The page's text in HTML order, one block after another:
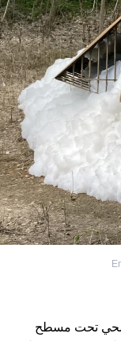
تحت مسطح